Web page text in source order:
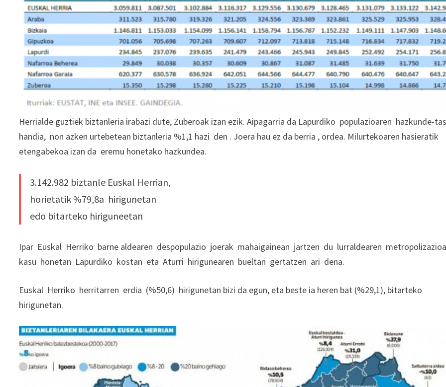
Herrialde guztiek biztanleria irabazi dute, Zuberoak izan ezik. Aipagarria da Lapurdiko populazioaren hazkunde-
handia, non azken urtebetean biztanleria %1,1 hazi den . Joera hau ez da berria , ordea. Milurtekoaren hasieratik
etengabekoa izan da eremu honetako hazkundea.
3.142.982 biztanle Euskal Herrian,
horietatik %79,8a hirigunetan
edo bitarteko hiriguneetan
Ipar Euskal Herriko barne aldearen despopulazio joerak mahaigainean jartzen du lurraldearen
kasu honetan Lapurdiko kostan eta Aturri hirigunearen bueltan gertatzen ari dena.
Euskal Herriko herritarren erdia (%50,6) hirigunetan bizi da egun, eta beste ia heren bat (%29,1), bitarteko
hirigunetan.